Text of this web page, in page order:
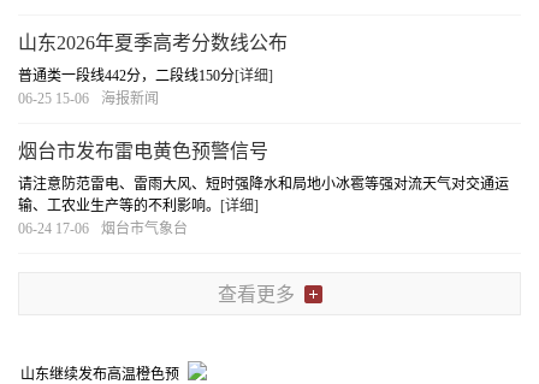
山东2026年夏季高考分数线公布
普通类一段线442分，二段线150分[详细]
06-25 15-06
海报新闻
烟台市发布雷电黄色预警信号
请注意防范雷电、雷雨大风、短时强降水和局地小冰雹等强对流天气对交通运
输、工农业生产等的不利影响。 [详细]
06-24 17-06
烟台市气象台
查看更多
山东继续发布高温橙色预